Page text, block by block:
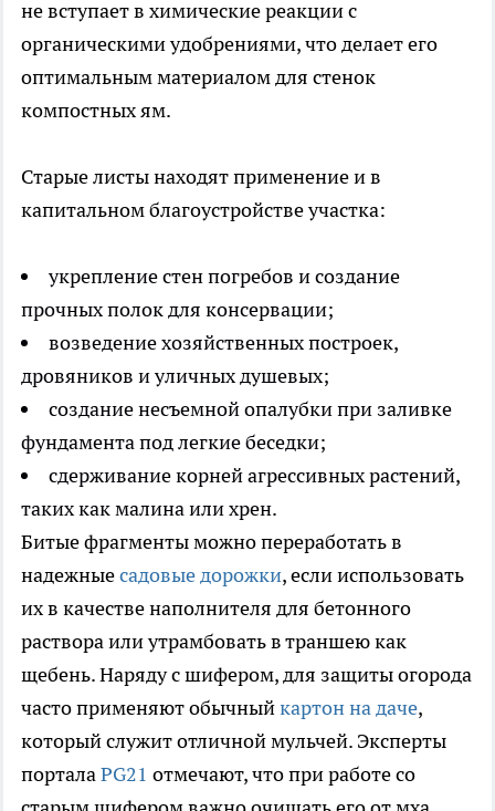
не вступает в химические реакции с
органическими удобрениями, что делает его
оптимальным материалом для стенок
компостных ям.
Старые листы находят применение и в
капитальном благоустройстве участка:
укрепление стен погребов и создание
прочных полок для консервации;
возведение хозяйственных построек,
дровяников и уличных душевых;
создание несъемной опалубки при заливке
фундамента под легкие беседки;
сдерживание корней агрессивных растений,
таких как малина или хрен.
Битые фрагменты можно переработать в
надежныесадовые дорожки, если использовать
их в качестве наполнителя для бетонного
раствора или утрамбовать в траншею как
щебень. Наряду с шифером, для защиты огорода
часто применяют обычныйкартон на даче,
который служит отличной мульчей. Эксперты
порталаPG21 отмечают, что при работе со